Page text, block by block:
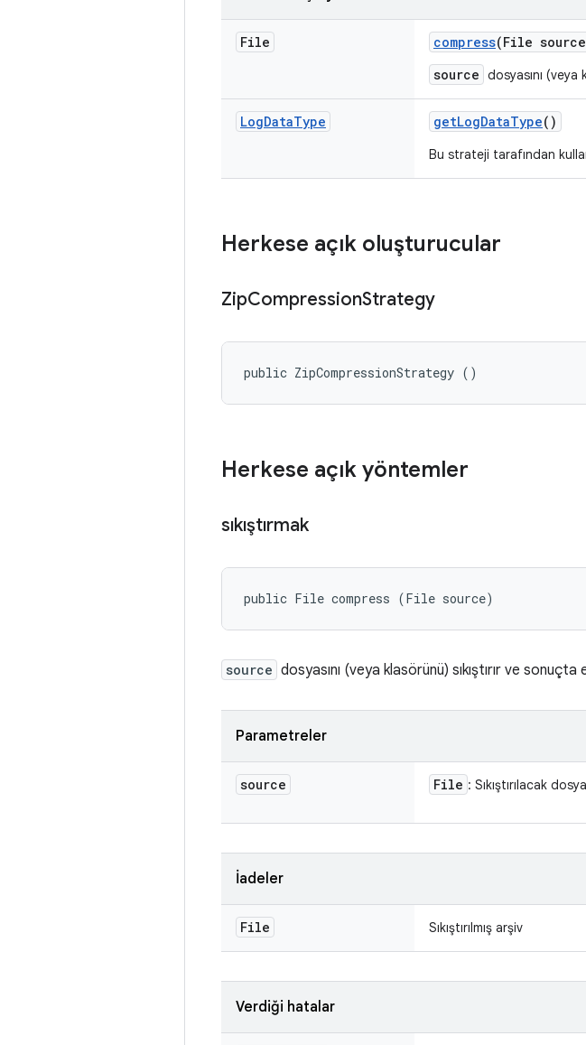
File compress(File
source dosyasını
LogDataType getLogDataType()
Bu strateji tarafından
Herkese açık oluşturucular
ZipCompressionStrategy
public ZipCompressionStrategy ()
Herkese açık yöntemler
sıkıştırmak
public File compress (File source)
source dosyasını (veya klasörünü) sıkıştırır ve
Parametreler
source File : Sıkıştırılacak
İadeler
File Sıkıştırılmış arşiv
Verdiği hatalar